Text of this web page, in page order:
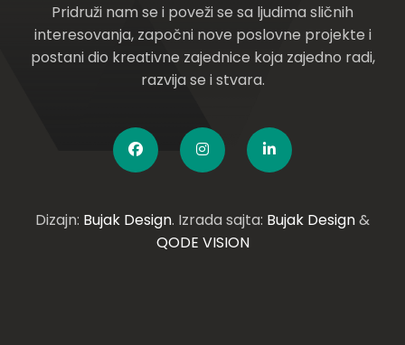
Pridruži nam se i poveži se sa ljudima sličnih
interesovanja, započni nove poslovne projekte i
postani dio kreativne zajednice koja zajedno radi,
razvija se i stvara.
Dizajn: Bujak Design. Izrada sajta: Bujak Design&
QODE VISION